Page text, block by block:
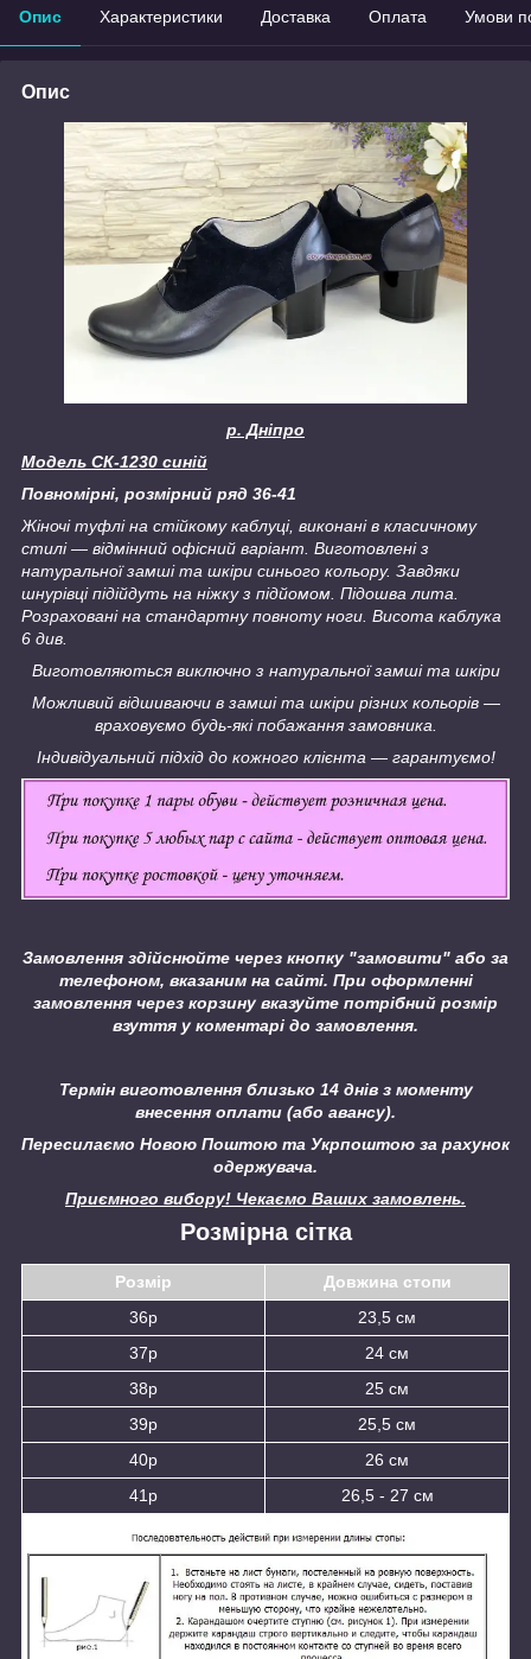
Опис Характеристики Доставка Оплата Умови
Опис
р. Дніпро
Модель СК-1230 синій
Повномірні, розмірний ряд 36-41
Жіночі туфлі на стійкому каблуці, виконані в класичному
стилі ― відмінний офісний варіант. Виготовлені з
натуральної замші та шкіри синього кольору. Завдяки
шнурівці підійдуть на ніжку з підйомом. Підошва лита.
Розраховані на стандартну повноту ноги. Висота каблука
6 див.
Виготовляються виключно з натуральної замші та шкіри
Можливий відшиваючи в замші та шкіри різних кольорів ―
враховуємо будь-які побажання замовника.
Індивідуальний підхід до кожного клієнта ― гарантуємо!
Замовлення здійснюйте через кнопку "замовити" або за
телефоном, вказаним на сайті. При оформленні
замовлення через корзину вказуйте потрібний розмір
взуття у коментарі до замовлення.
Термін виготовлення близько 14 днів з моменту
внесення оплати (або авансу).
Пересилаємо Новою Поштою та Укрпоштою за рахунок
одержувача.
Приємного вибору! Чекаємо Ваших замовлень.
Розмірна сітка
Розмір
Довжина стопи
36р
23,5 см
37р
24 см
38р
25 см
39р
25,5 см
40р
26 см
41р
26,5 - 27 см